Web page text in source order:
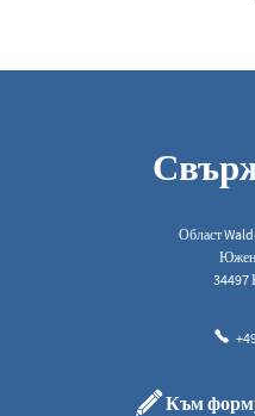
Област
Южен
34497
Към